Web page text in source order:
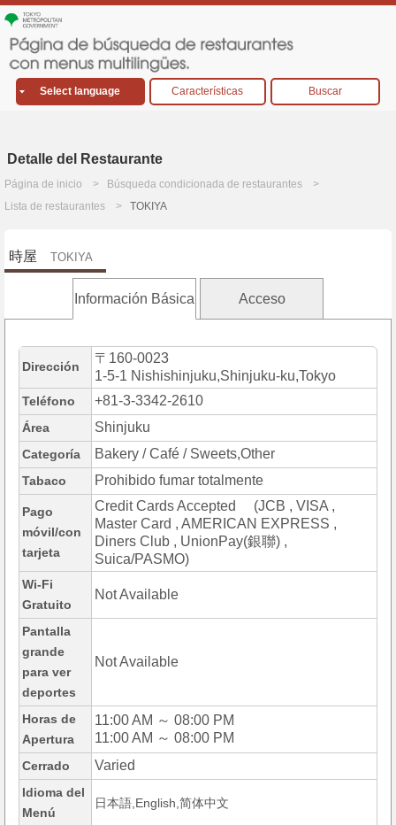
Select language Características Buscar
Detalle del Restaurante
Página de inicio
Búsqueda condicionada de restaurantes
Lista de restaurantes
TOKIYA
時屋 TOKIYA
Información Básica Acceso
Dirección
〒160-0023
1-5-1 Nishishinjuku,Shinjuku-ku,Tokyo
Teléfono +81-3-3342-2610
Área Shinjuku
Categoría Bakery / Café / Sweets,Other
Tabaco Prohibido fumar totalmente
Pago
móvil/con
tarjeta
Credit Cards Accepted (JCB , VISA ,
Master Card , AMERICAN EXPRESS ,
Diners Club , UnionPay(銀聯) ,
Suica/PASMO)
Wi-Fi
Gratuito
Not Available
Pantalla
grande
para ver
deportes
Not Available
Horas de
Apertura
11:00 AM ～ 08:00 PM
11:00 AM ～ 08:00 PM
Cerrado Varied
Idioma del
Menú
日本語,English,简体中文